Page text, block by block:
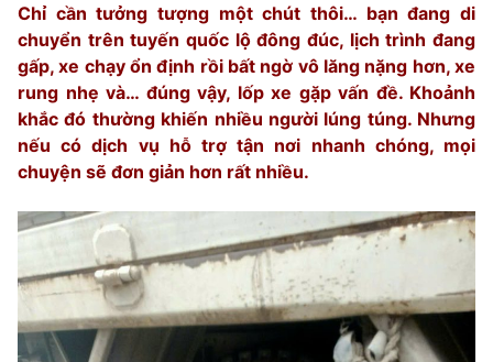
Chỉ cần tưởng tượng một chút thôi… bạn đang di
chuyển trên tuyến quốc lộ đông đúc, lịch trình đang
gấp, xe chạy ổn định rồi bất ngờ vô lăng nặng hơn, xe
rung nhẹ và… đúng vậy, lốp xe gặp vấn đề. Khoảnh
khắc đó thường khiến nhiều người lúng túng. Nhưng
nếu có dịch vụ hỗ trợ tận nơi nhanh chóng, mọi
chuyện sẽ đơn giản hơn rất nhiều.